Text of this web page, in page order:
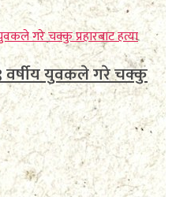
वर्षीय युवकले गरे चक्कु